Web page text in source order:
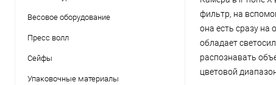
Весовое оборудование
Пресс волл
Сейфы
Упаковочные материалы
фильтр, на
она есть сразу на
обладает
распознавать
цветовой